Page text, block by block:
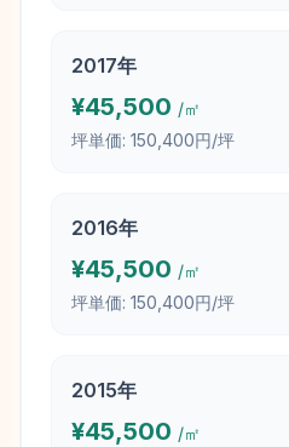
2017年
¥45,500 /㎡
坪単価: 150,400円/坪
2016年
¥45,500 /㎡
坪単価: 150,400円/坪
2015年
¥45,500 /㎡